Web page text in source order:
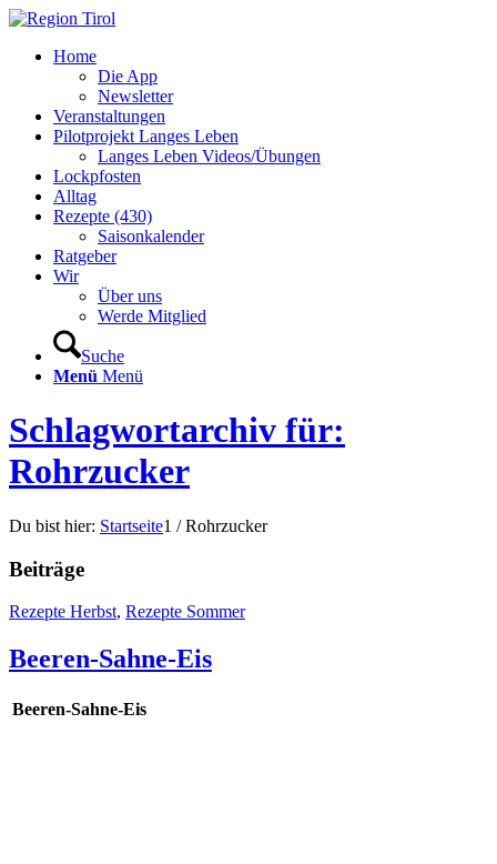
Home
Die App
Newsletter
Veranstaltungen
Pilotprojekt Langes Leben
Langes Leben Videos/Übungen
Lockpfosten
Alltag
Rezepte (430)
Saisonkalender
Ratgeber
Wir
Über uns
Werde Mitglied
Suche
Menü Menü
Schlagwortarchiv für:
Rohrzucker
Du bist hier: Startseite1 / Rohrzucker
Beiträge
Rezepte Herbst, Rezepte Sommer
Beeren-Sahne-Eis
Beeren-Sahne-Eis